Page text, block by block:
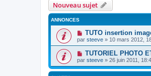
Nouveau sujet
ANNONCES
TUTO insertion
par steeve » 10 mars 2012,
TUTORIEL PHOTO
par steeve » 26 juin 2011,